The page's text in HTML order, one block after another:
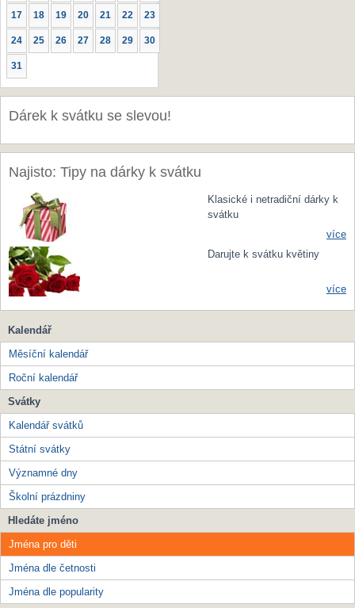
17 18 19 20 21 22 23
24 25 26 27 28 29 30
31
Dárek k svátku se slevou!
Najisto: Tipy na dárky k svátku
Klasické i netradiční dárky k
svátku
více
Darujte k svátku květiny
více
Kalendář
Měsíční kalendář
Roční kalendář
Svátky
Kalendář svátků
Státní svátky
Významné dny
Školní prázdniny
Hledáte jméno
Jména pro děti
Jména dle četnosti
Jména dle popularity